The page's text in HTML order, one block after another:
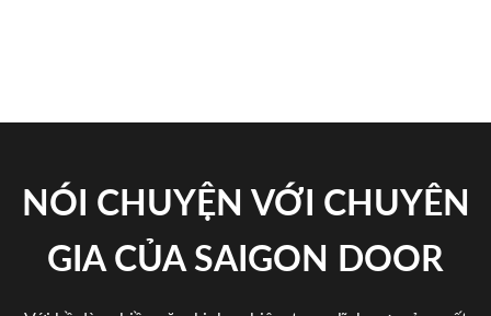
NÓI CHUYỆN VỚI CHUYÊN
GIA CỦA SAIGON DOOR